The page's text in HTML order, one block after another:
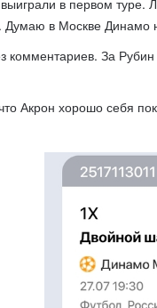
в первом
в Москве Динамо
За
Акрон хорошо себя